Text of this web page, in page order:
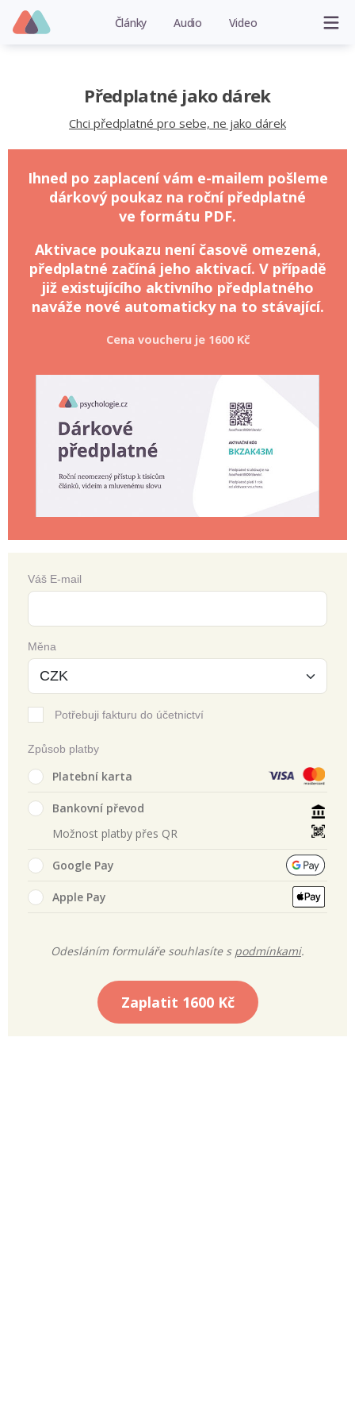
Články Audio Video
Předplatné jako dárek
Chci předplatné pro sebe, ne jako dárek
Ihned po zaplacení vám e-mailem pošleme
dárkový poukaz na roční předplatné
ve formátu PDF.
Aktivace poukazu není časově omezená,
předplatné začíná jeho aktivací. V případě
již existujícího aktivního předplatného
naváže nové automaticky na to stávající.
Cena voucheru je 1600 Kč
Váš E-mail
Měna
Potřebuji fakturu do účetnictví
Způsob platby
Platební karta
Bankovní převod
Možnost platby přes QR
Google Pay
Apple Pay
Odesláním formuláře souhlasíte s podmínkami.
Zaplatit 1600 Kč